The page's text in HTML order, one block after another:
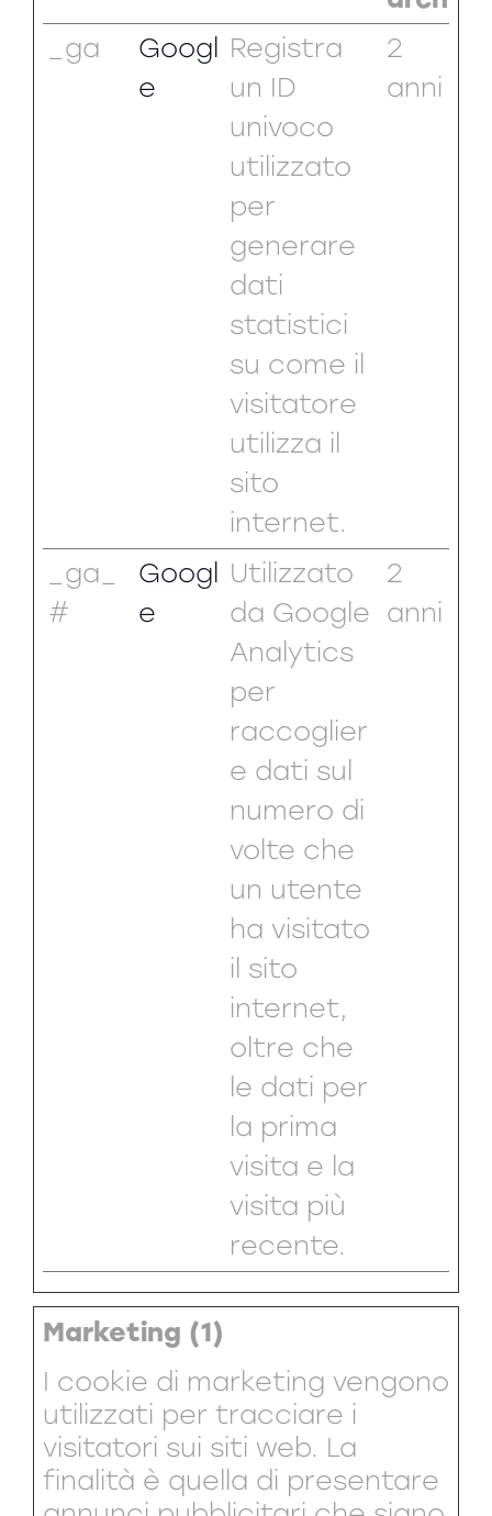
_ga
Googl
e
Registra
un ID
univoco
utilizzato
per
generare
dati
statistici
su come il
visitatore
utilizza il
sito
internet.
2
anni
_ga_
#
Googl
e
Utilizzato
da Google
Analytics
per
raccoglier
e dati sul
numero di
volte che
un utente
ha visitato
il sito
internet,
oltre che
le dati per
la prima
visita e la
visita più
recente.
2
anni
Marketing (1)
I cookie di marketing vengono
utilizzati per tracciare i
visitatori sui siti web. La
finalità è quella di presentare